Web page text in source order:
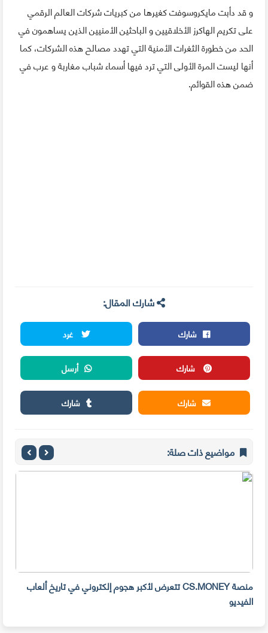
و قد دأبت مايكروسوفت كغيرها من كبريات شركات العالم الرقمي
على تكريم الهاكرز الأخلاقيين و الباحثين الأمنيين الذين يساهمون في
الحد من خطورة الثغرات الأمنية التي تهدد مصالح هذه الشركات، كما
أنها ليست المرة الأولى التي ترد فيها أسماء شباب مغاربة و عرب في
ضمن هذه القوائم.
شارك المقال:
شارك
غرد
شارك
أرسل
شارك
شارك
مواضيع ذات صلة:
منصة CS.MONEY تتعرض لأكبر هجوم إلكتروني في تاريخ ألعاب
الفيديو